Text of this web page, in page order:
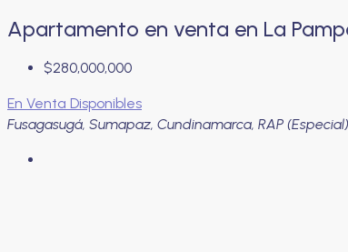
Apartamento en venta en La
$280,000,000
En Venta Disponibles
Fusagasugá, Sumapaz, Cundinamarca, RAP